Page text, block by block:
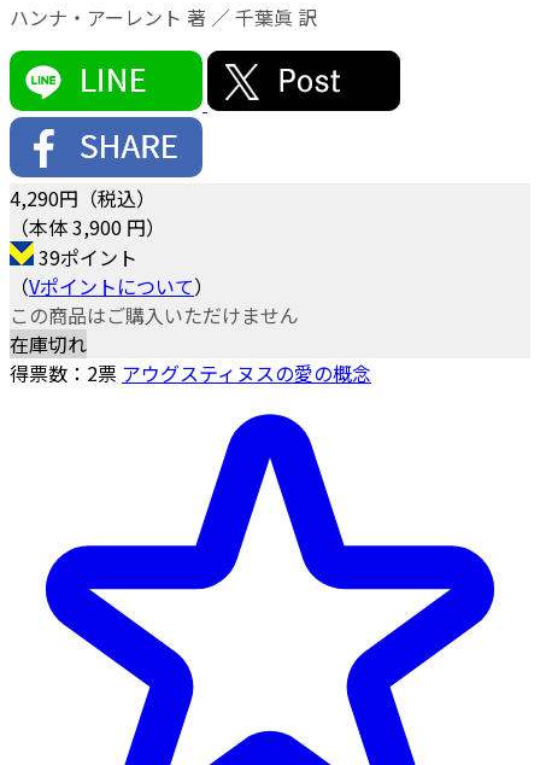
ハンナ・アーレント 著 ／ 千葉眞 訳
4,290円（税込）
（本体 3,900 円）
39ポイント
（Vポイントについて）
この商品はご購入いただけません
在庫切れ
得票数： 2票 アウグスティヌスの愛の概念